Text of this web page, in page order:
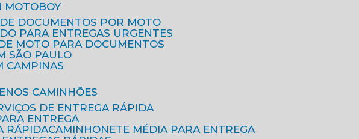
MOTOBOY
DE DOCUMENTOS POR MOTO
PARA ENTREGAS URGENTES
MOTO PARA DOCUMENTOS
SÃO PAULO
CAMPINAS
CAMINHÕES
DE ENTREGA RÁPIDA
ENTREGA
RÁPIDA CAMINHONETE MÉDIA PARA ENTREGA